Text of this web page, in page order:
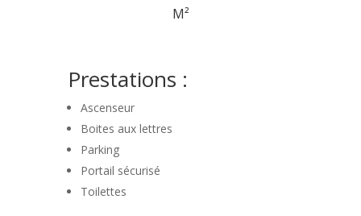
M²
Prestations :
Ascenseur
Boites aux lettres
Parking
Portail sécurisé
Toilettes